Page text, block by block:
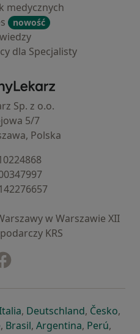
medycznych
nowość
dla Specjalisty
ZnanyLekarz - Strona główna
Sp. z o.o.
5/7
Polska
w Warszawie XII
KRS
karcie
w nowej karcie
się w nowej karcie
otwiera się w nowej
, Deutschlandotwiera się
, Česko,
karcie
się w nowej karcie
otwiera się w nowej karcie
, Brasilotwiera się w nowej
, Argentinaotwiera się
, Perú,